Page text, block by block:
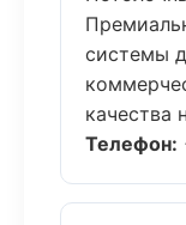
системы
качества
Телефон: